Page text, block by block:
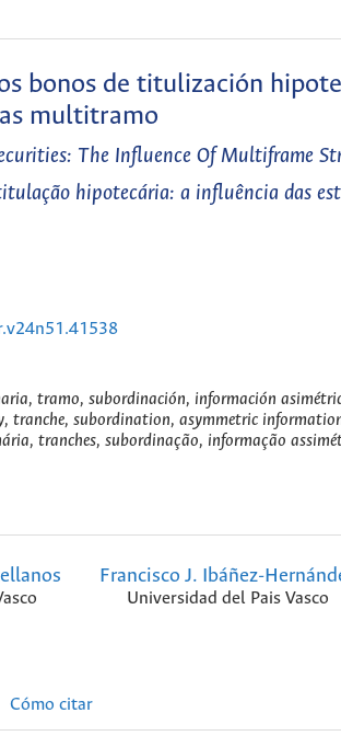
bonos de titulización
multitramo
The Influence Of Multiframe
hipotecária: a influência das
tramo, subordinación, información
tranche, subordination, asymmetric
tranches, subordinação, informação
Francisco J. Ibáñez-
Universidad del Pais Vasco
Cómo citar